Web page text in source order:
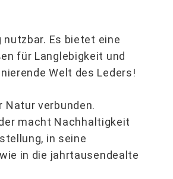
Es bietet eine
für Langlebigkeit und
Welt des Leders!
Natur verbunden.
macht Nachhaltigkeit
in seine
in die jahrtausendealte